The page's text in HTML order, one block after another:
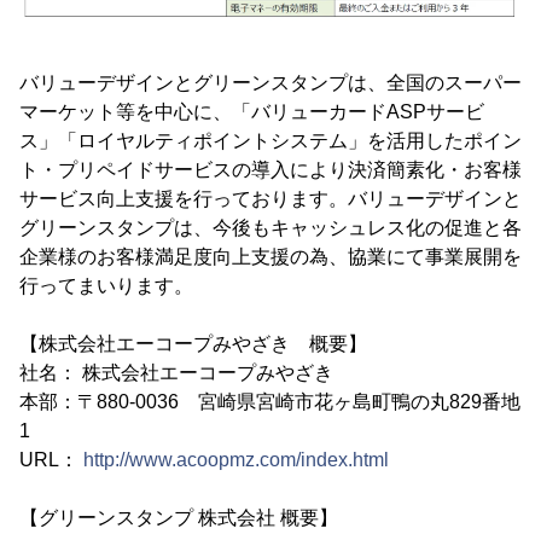
バリューデザインとグリーンスタンプは、全国のスーパー
マーケット等を中心に、「バリューカードASPサービ
ス」「ロイヤルティポイントシステム」を活用したポイン
ト・プリペイドサービスの導入により決済簡素化・お客様
サービス向上支援を行っております。バリューデザインと
グリーンスタンプは、今後もキャッシュレス化の促進と各
企業様のお客様満足度向上支援の為、協業にて事業展開を
行ってまいります。
【株式会社エーコープみやざき 概要】
社名： 株式会社エーコープみやざき
本部：〒880-0036 宮崎県宮崎市花ヶ島町鴨の丸829番地
1
URL：
http://www.acoopmz.com/index.html
【グリーンスタンプ 株式会社 概要】